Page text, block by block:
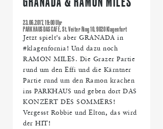
23.06.2017, 19:00 Uhr
PARK HAUS DAS CAFÉ, St. Veiter Ring 10, 9020 Klagenfurt
Jetzt spielt’s aber GRANADA in
#klagenfornia! Und dazu noch
RAMON MILES. Die Grazer Partie
rund um den Effi und die Kärntner
Partie rund um den Ramon krachen
ins PARKHAUS und geben dort DAS
KONZERT DES SOMMERS!
Vergesst Robbie und Elton, das wird
der HIT!